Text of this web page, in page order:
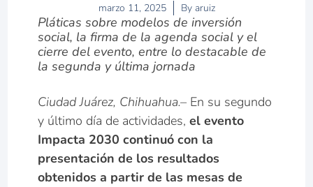
marzo 11, 2025 Byaruiz
Pláticas sobre modelos de inversión
social, la firma de la agenda social y el
cierre del evento, entre lo destacable de
la segunda y última jornada
Ciudad Juárez, Chihuahua.–En su segundo
y último día de actividades, el evento
Impacta 2030 continuó con la
presentación de los resultados
obtenidos a partir de las mesas de